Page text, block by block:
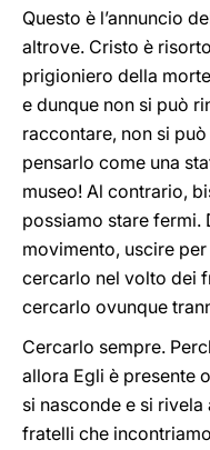
Questo è l’annuncio
altrove. Cristo è
prigioniero della
e dunque non si può
raccontare, non si
pensarlo come una
museo! Al contrario,
possiamo stare
movimento, uscire
cercarlo nel volto dei
cercarlo ovunque
Cercarlo sempre.
allora Egli è presente
si nasconde e si
fratelli che